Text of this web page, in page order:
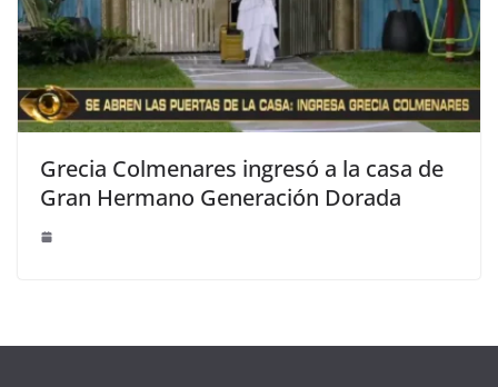
Grecia Colmenares ingresó a la casa de
Gran Hermano Generación Dorada